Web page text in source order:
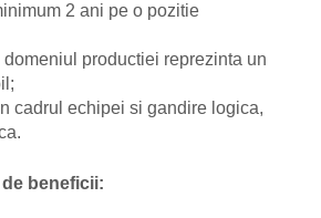
2 ani pe o pozitie
domeniul productiei reprezinta un
cadrul echipei si gandire logica,
beneficii: